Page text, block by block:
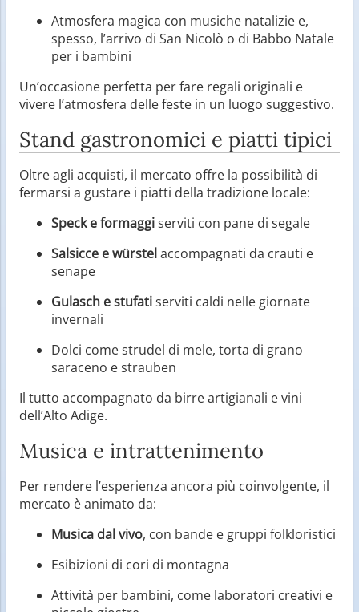
Atmosfera magica con musiche natalizie e,
spesso, l’arrivo di San Nicolò o di Babbo Natale
per i bambini
Un’occasione perfetta per fare regali originali e
vivere l’atmosfera delle feste in un luogo suggestivo.
Stand gastronomici e piatti tipici
Oltre agli acquisti, il mercato offre la possibilità di
fermarsi a gustare i piatti della tradizione locale:
Speck e formaggiserviti con pane di segale
Salsicce e würstelaccompagnati da crauti e
senape
Gulasch e stufatiserviti caldi nelle giornate
invernali
Dolci come strudel di mele, torta di grano
saraceno e strauben
Il tutto accompagnato da birre artigianali e vini
dell’Alto Adige.
Musica e intrattenimento
Per rendere l’esperienza ancora più coinvolgente, il
mercato è animato da:
Musica dal vivo, con bande e gruppi folkloristici
Esibizioni di cori di montagna
Attività per bambini, come laboratori creativi e